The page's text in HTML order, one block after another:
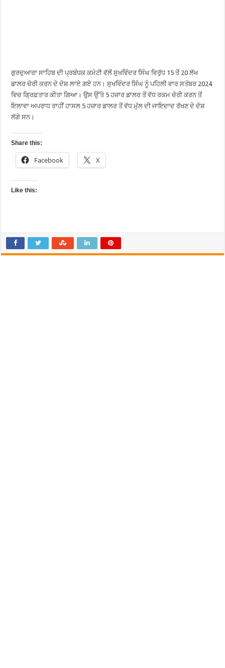
ਗੁਰਦੁਆਰਾ ਸਾਹਿਬ ਦੀ ਪ੍ਰਬੰਧਕ ਕਮੇਟੀ ਵੱਲੋਂ ਸੁਖਵਿੰਦਰ ਸਿੰਘ ਵਿਰੁੱਧ 15 ਤੋਂ 20 ਲੱਖ
ਡਾਲਰ ਚੋਰੀ ਕਰਨ ਦੇ ਦੋਸ਼ ਲਾਏ ਗਏ ਹਨ। ਸੁਖਵਿੰਦਰ ਸਿੰਘ ਨੂੰ ਪਹਿਲੀ ਵਾਰ ਸਤੰਬਰ 2024
ਵਿਚ ਗ੍ਰਿਫ਼ਤਾਰ ਕੀਤਾ ਗਿਆ। ਉਸ ਉੱਤੇ 5 ਹਜ਼ਾਰ ਡਾਲਰ ਤੋਂ ਵੱਧ ਰਕਮ ਚੋਰੀ ਕਰਨ ਤੋਂ
ਇਲਾਵਾ ਅਪਰਾਧ ਰਾਹੀਂ ਹਾਸਲ 5 ਹਜ਼ਾਰ ਡਾਲਰ ਤੋਂ ਵੱਧ ਮੁੱਲ ਦੀ ਜਾਇਦਾਦ ਰੱਖਣ ਦੇ ਦੋਸ਼
ਲੱਗੇ ਸਨ।
Share this:
Facebook X
Like this: